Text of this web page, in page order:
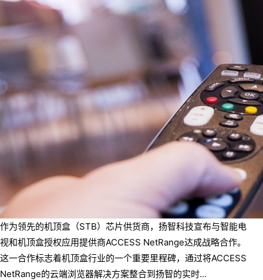
作为领先的机顶盒（STB）芯片供货商，扬智科技宣布与智能电
视和机顶盒授权应用提供商ACCESS NetRange达成战略合作。
这一合作标志着机顶盒行业的一个重要里程碑，通过将ACCESS
NetRange的云端浏览器解决方案整合到扬智的实时...